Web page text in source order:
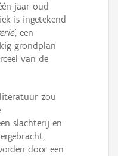
jaar oud
is ingetekend
, een
grondplan
van de
literatuur zou
slachterij en
door een